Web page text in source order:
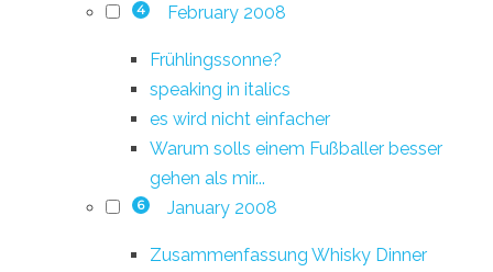
4 February 2008
Frühlingssonne?
speaking in italics
es wird nicht einfacher
Warum solls einem Fußballer besser
gehen als mir...
6 January 2008
Zusammenfassung Whisky Dinner